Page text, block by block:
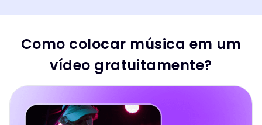
Como colocar música em um
vídeo gratuitamente?